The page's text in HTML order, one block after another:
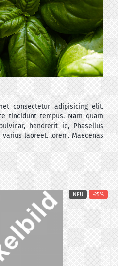
consectetur adipisicing elit.
tincidunt tempus. Nam quam
hendrerit id, Phasellus
laoreet. lorem. Maecenas
NEU -25%